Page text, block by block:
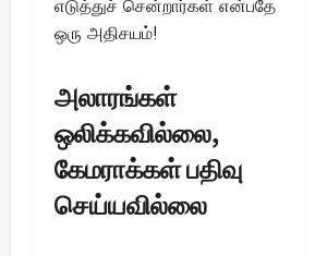
எடுத்துச் சென்றார்கள் என்பதே
ஒரு அதிசயம்!
அலாரங்கள்
ஒலிக்கவில்லை,
கேமராக்கள் பதிவு
செய்யவில்லை